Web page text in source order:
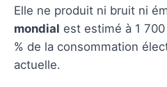
Elle ne produit ni bruit ni
mondial est estimé à 1
% de la consommation
actuelle.